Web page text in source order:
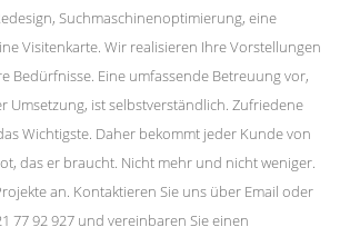
Suchmaschinenoptimierung, eine
Visitenkarte. Wir realisieren Ihre Vorstellungen
Bedürfnisse. Eine umfassende Betreuung vor,
Umsetzung, ist selbstverständlich. Zufriedene
Wichtigste. Daher bekommt jeder Kunde von
das er braucht. Nicht mehr und nicht weniger.
an. Kontaktieren Sie uns über Email oder
77 92 927 und vereinbaren Sie einen